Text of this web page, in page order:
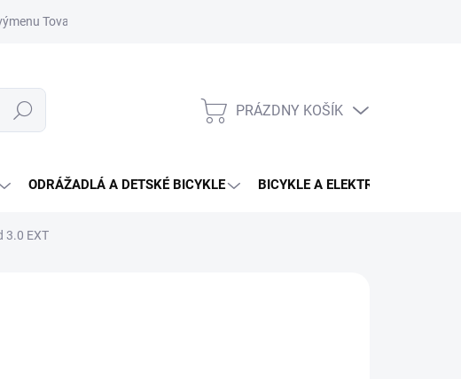
Tovaru
Hľadať
NÁKUPNÝ
PRÁZDNY KOŠÍK
ODRÁŽADLÁ A DETSKÉ BICYKLE BICYKLE A ELEKTRO BICYKLE
3.0 EXT